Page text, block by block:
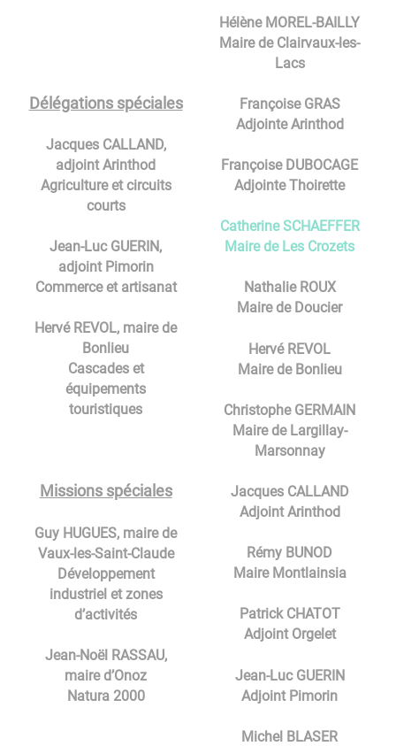
Délégations spéciales
Jacques CALLAND,
adjoint Arinthod
Agriculture et circuits
courts
Jean-Luc GUERIN,
adjoint Pimorin
Commerce et artisanat
Hervé REVOL, maire de
Bonlieu
Cascades et
équipements
touristiques
Missions spéciales
Guy HUGUES, maire de
Vaux-les-Saint-Claude
Développement
industriel et zones
d’activités
Jean-Noël RASSAU,
maire d’Onoz
Natura 2000
Hélène MOREL-BAILLY
Maire de Clairvaux-les-
Lacs
Françoise GRAS
Adjointe Arinthod
Françoise DUBOCAGE
Adjointe Thoirette
Catherine SCHAEFFER
Maire de Les Crozets
Nathalie ROUX
Maire de Doucier
Hervé REVOL
Maire de Bonlieu
Christophe GERMAIN
Maire de Largillay-
Marsonnay
Jacques CALLAND
Adjoint Arinthod
Rémy BUNOD
Maire Montlainsia
Patrick CHATOT
Adjoint Orgelet
Jean-Luc GUERIN
Adjoint Pimorin
Michel BLASER